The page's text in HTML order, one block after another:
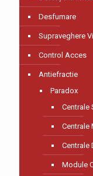
Desfumare
Supraveghere
Control Acces
Antiefractie
Paradox
Centrale
Centrale
Centrale
Module